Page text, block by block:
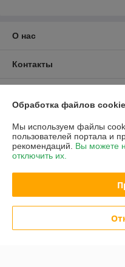
О нас
Контакты
Полная версия сайта
Сайт создан на
Обработка файлов cookie
Мы используем файлы
пользователей портала и
рекомендаций. Вы можете
отключить их.